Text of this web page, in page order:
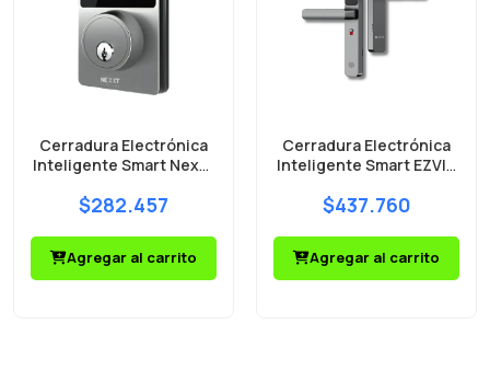
Cerradura Electrónica
Inteligente Smart Nexxt
$282.457
Agregar al carrito
Cerradura Electrónica
Inteligente Smart EZVIZ
$437.760
Agregar al carrito